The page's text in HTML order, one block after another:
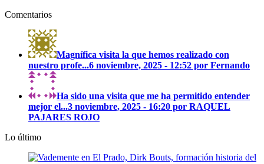
Comentarios
Magnífica visita la que hemos realizado con
nuestro profe...6 noviembre, 2025 - 12:52 por Fernando
Ha sido una visita que me ha permitido entender
mejor el...3 noviembre, 2025 - 16:20 por RAQUEL
PAJARES ROJO
Lo último